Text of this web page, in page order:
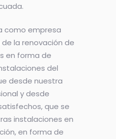
como empresa
la renovación de
en forma de
del
desde nuestra
y desde
que se
instalaciones en
en forma de